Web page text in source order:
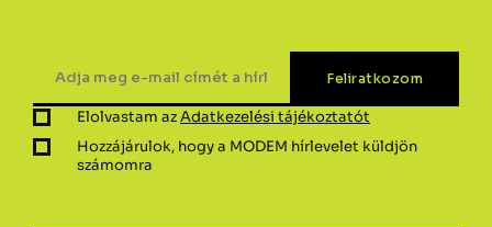
Elolvastam azAdatkezelési tájékoztatót
Hozzájárulok, hogy a MODEM hírlevelet küldjön
számomra